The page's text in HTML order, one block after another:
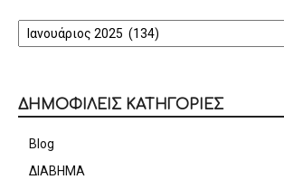
ΑΡΧΕΙΟ
ΔΗΜΟΦΙΛΕΙΣ ΚΑΤΗΓΟΡΙΕΣ
Blog
ΔΙΑΒΗΜΑ